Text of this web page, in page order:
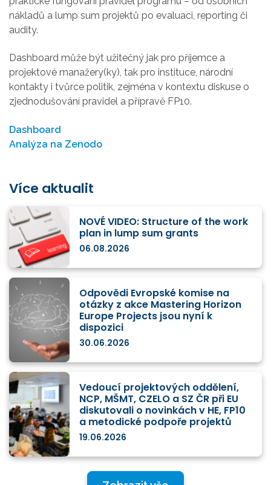
nákladů a lump sum projektů po evaluaci, reporting či
audity.
Dashboard může být užitečný jak pro příjemce a
projektové manažery(ky), tak pro instituce, národní
kontakty i tvůrce politik, zejména v kontextu diskuse o
zjednodušování pravidel a přípravě FP10.
Dashboard
Analýza na Zenodo
Více aktualit
NOVÉ VIDEO: Structure of the work
plan in lump sum grants
06.08.2026
Odpovědi Evropské komise na
otázky z akce Mastering Horizon
Europe Projects jsou nyní k
dispozici
30.06.2026
Vedoucí projektových oddělení,
NCP, MŠMT, CZELO a SZ ČR při EU
diskutovali o novinkách v HE, FP10
a metodické podpoře projektů
19.06.2026